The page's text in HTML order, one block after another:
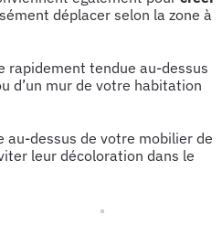
déplacer selon la zone à
rapidement tendue au-dessus
d’un mur de votre habitation
au-dessus de votre mobilier de
leur décoloration dans le